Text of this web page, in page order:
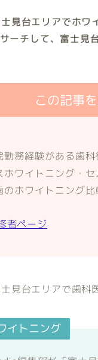
見台エリアでホ
ーチして、富士見
この記事
勤務経験がある歯科
ホワイトニング・
のホワイトニング
者ページ
見台エリアで歯科
イトニング